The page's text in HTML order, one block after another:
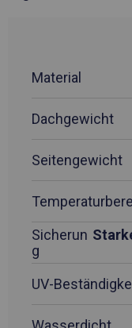
Material
Dachgewicht
Seitengewicht
Sicherun
g
UV-